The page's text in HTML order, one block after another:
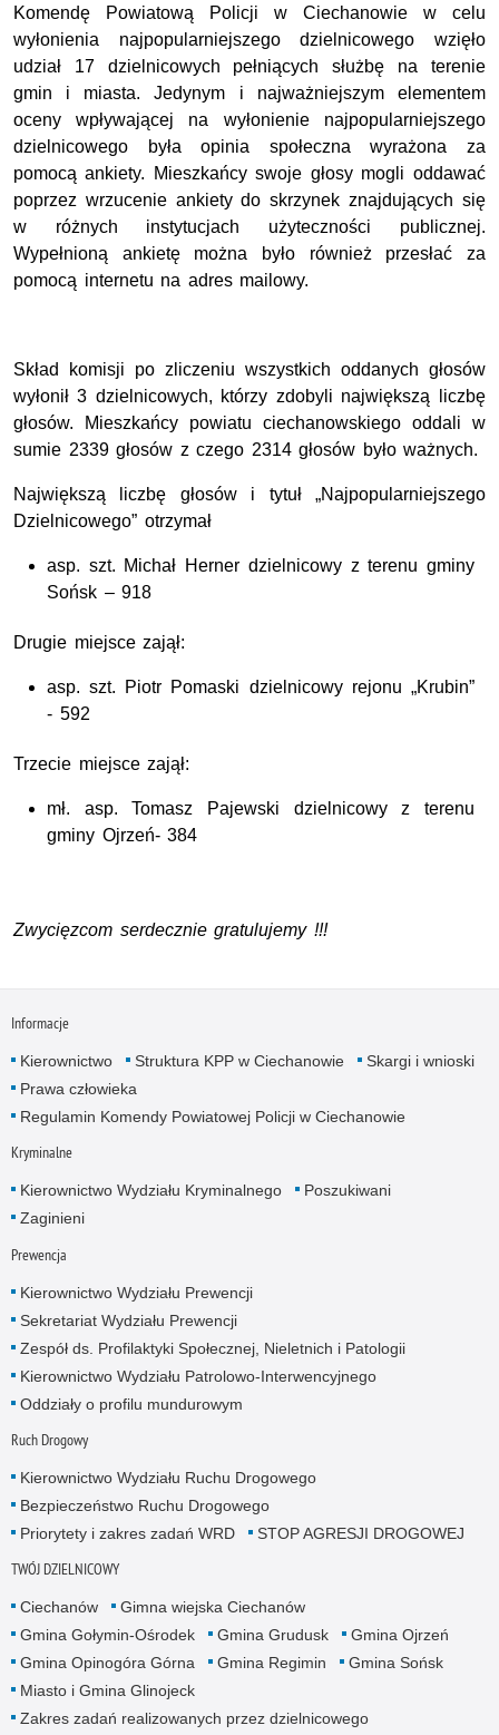
Komendę Powiatową Policji w Ciechanowie w celu
wyłonienia najpopularniejszego dzielnicowego wzięło
udział 17 dzielnicowych pełniących służbę na terenie
gmin i miasta. Jedynym i najważniejszym elementem
oceny wpływającej na wyłonienie najpopularniejszego
dzielnicowego była opinia społeczna wyrażona za
pomocą ankiety. Mieszkańcy swoje głosy mogli oddawać
poprzez wrzucenie ankiety do skrzynek znajdujących się
w różnych instytucjach użyteczności publicznej.
Wypełnioną ankietę można było również przesłać za
pomocą internetu na adres mailowy.
Skład komisji po zliczeniu wszystkich oddanych głosów
wyłonił 3 dzielnicowych, którzy zdobyli największą liczbę
głosów. Mieszkańcy powiatu ciechanowskiego oddali w
sumie 2339 głosów z czego 2314 głosów było ważnych.
Największą liczbę głosów i tytuł „Najpopularniejszego
Dzielnicowego” otrzymał
asp. szt. Michał Herner dzielnicowy z terenu gminy
Sońsk – 918
Drugie miejsce zajął:
asp. szt. Piotr Pomaski dzielnicowy rejonu „Krubin”
- 592
Trzecie miejsce zajął:
mł. asp. Tomasz Pajewski dzielnicowy z terenu
gminy Ojrzeń- 384
Zwycięzcom serdecznie gratulujemy !!!
Informacje
Kierownictwo Struktura KPP w Ciechanowie
Skargi i wnioski
Prawa człowieka
Regulamin Komendy Powiatowej Policji w Ciechanowie
Kryminalne
Kierownictwo Wydziału Kryminalnego
Poszukiwani
Zaginieni
Prewencja
Kierownictwo Wydziału Prewencji
Sekretariat Wydziału Prewencji
Zespół ds. Profilaktyki Społecznej, Nieletnich i Patologii
Kierownictwo Wydziału Patrolowo-Interwencyjnego
Oddziały o profilu mundurowym
Ruch Drogowy
Kierownictwo Wydziału Ruchu Drogowego
Bezpieczeństwo Ruchu Drogowego
Priorytety i zakres zadań WRD
STOP AGRESJI DROGOWEJ
TWÓJ DZIELNICOWY
Ciechanów
Gimna wiejska Ciechanów
Gmina Gołymin-Ośrodek
Gmina Grudusk
Gmina Ojrzeń
Gmina Opinogóra Górna
Gmina Regimin
Gmina Sońsk
Miasto i Gmina Glinojeck
Zakres zadań realizowanych przez dzielnicowego